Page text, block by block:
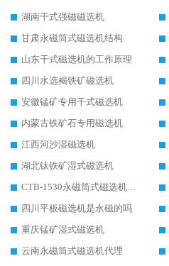
湖南干式强磁磁选机
甘肃永磁筒式磁选机结构
山东干式磁选机的工作原理
四川水选褐铁矿磁选机
安徽锰矿专用干式磁选机
内蒙古铁矿石专用磁选机
江西河沙湿磁选机
湖北钛铁矿湿式磁选机
CTB-1530永磁筒式磁选机代理商
四川平板磁选机是永磁的吗
重庆锰矿湿式磁选机
云南永磁筒式磁选机代理